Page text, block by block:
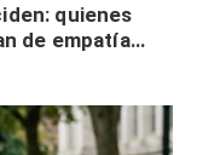
quienes
de empatía
autocontrol